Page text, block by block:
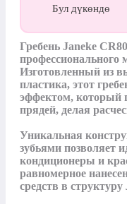
Бул дүкөндө
Гребень Janeke
профессионального
Изготовленный из
пластика, этот
эффектом, который
прядей, делая
Уникальная
зубьями позволяет
кондиционеры и
равномерное
средств в